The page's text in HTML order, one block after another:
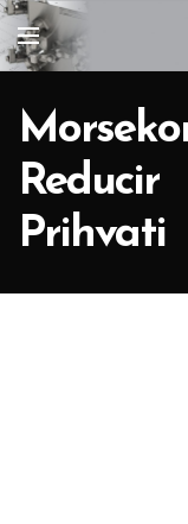
Reducir
Prihvati